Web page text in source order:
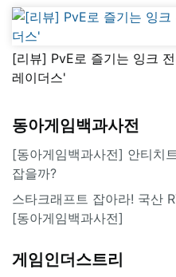
[리뷰] PvE로 즐기는 잉크
레이더스'
동아게임백과사전
[동아게임백과사전] 안티치
잡을까?
스타크래프트 잡아라! 국산
[동아게임백과사전]
게임인더스트리